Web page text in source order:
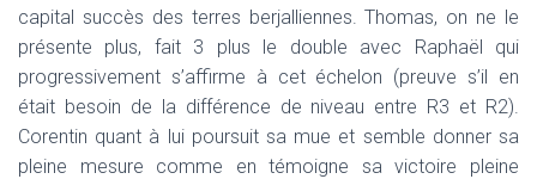
capital succès des terres berjalliennes. Thomas, on ne le
présente plus, fait 3 plus le double avec Raphaël qui
progressivement s’affirme à cet échelon (preuve s’il en
était besoin de la différence de niveau entre R3 et R2).
Corentin quant à lui poursuit sa mue et semble donner sa
pleine mesure comme en témoigne sa victoire pleine